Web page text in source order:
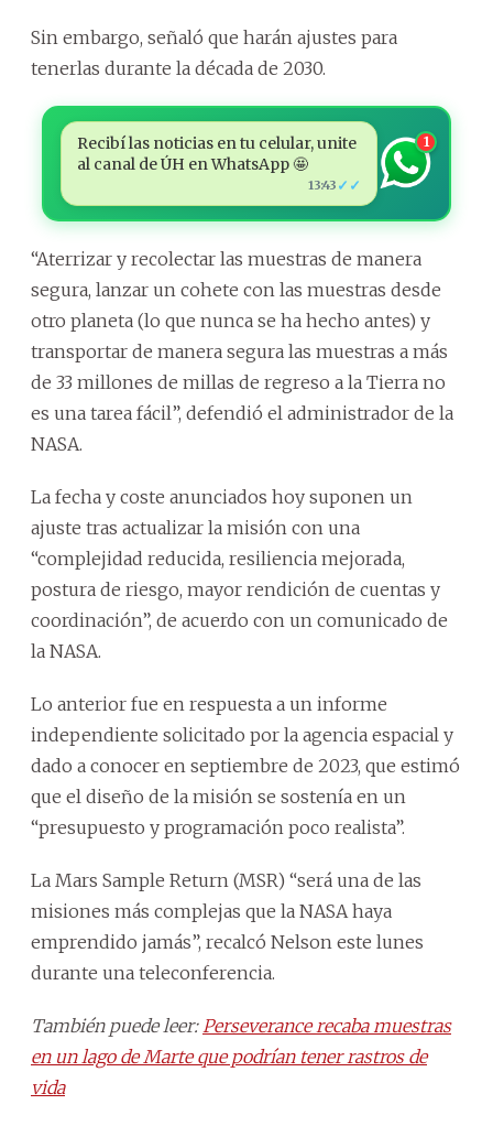
Sin embargo, señaló que harán ajustes para
tenerlas durante la década de 2030.
Recibí las noticias en tu celular, unite
al canal de ÚH en WhatsApp 🤩
13:43 ✓✓
1
“Aterrizar y recolectar las muestras de manera
segura, lanzar un cohete con las muestras desde
otro planeta (lo que nunca se ha hecho antes) y
transportar de manera segura las muestras a más
de 33 millones de millas de regreso a la Tierra no
es una tarea fácil”, defendió el administrador de la
NASA.
La fecha y coste anunciados hoy suponen un
ajuste tras actualizar la misión con una
“complejidad reducida, resiliencia mejorada,
postura de riesgo, mayor rendición de cuentas y
coordinación”, de acuerdo con un comunicado de
la NASA.
Lo anterior fue en respuesta a un informe
independiente solicitado por la agencia espacial y
dado a conocer en septiembre de 2023, que estimó
que el diseño de la misión se sostenía en un
“presupuesto y programación poco realista”.
La Mars Sample Return (MSR) “será una de las
misiones más complejas que la NASA haya
emprendido jamás”, recalcó Nelson este lunes
durante una teleconferencia.
También puede leer: Perseverance recaba muestras
en un lago de Marte que podrían tener rastros de
vida